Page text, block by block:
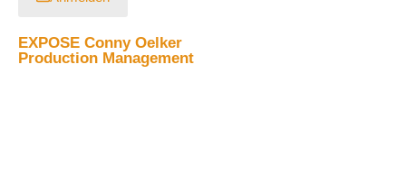
EXPOSE Conny Oelker
Production Management